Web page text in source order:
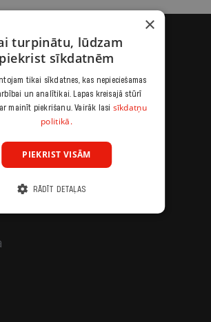
noteikumi
×
turpinātu, lūdzam
piekrist sīkdatnēm
tikai sīkdatnes, kas nepieciešamas
un analītikai. Lapas kreisajā stūrī
mainīt piekrišanu. Vairāk lasi sīkdatņu
politikā.
PIEKRIST VISĀM
RĀDĪT DETAĻAS